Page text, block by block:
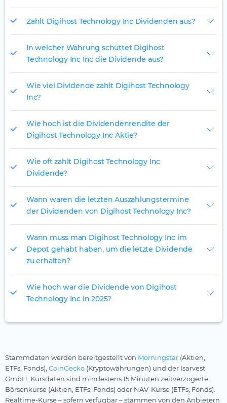
Zahlt Digihost Technology Inc Dividenden aus?
In welcher Währung schüttet Digihost
Technology Inc Inc die Dividende aus?
Wie viel Dividende zahlt Digihost Technology
Inc?
Wie hoch ist die Dividendenrendite der
Digihost Technology Inc Aktie?
Wie oft zahlt Digihost Technology Inc
Dividende?
Wann waren die letzten Auszahlungstermine
der Dividenden von Digihost Technology Inc?
Wann muss man Digihost Technology Inc im
Depot gehabt haben, um die letzte Dividende
zu erhalten?
Wie hoch war die Dividende von Digihost
Technology Inc in 2025?
Stammdaten werden bereitgestellt von Morningstar (Aktien,
ETFs, Fonds), CoinGecko (Kryptowährungen) und der Isarvest
GmbH. Kursdaten sind mindestens 15 Minuten zeitverzögerte
Börsenkurse (Aktien, ETFs, Fonds) oder NAV-Kurse (ETFs, Fonds).
Realtime-Kurse – sofern verfügbar – stammen von den Anbietern